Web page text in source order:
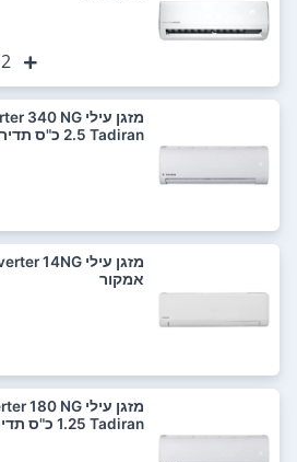
2
Tadiran ‏2.5 ‏כ"ס תדיראן
אמקור
Tadiran ‏1.25 ‏כ"ס תדיראן